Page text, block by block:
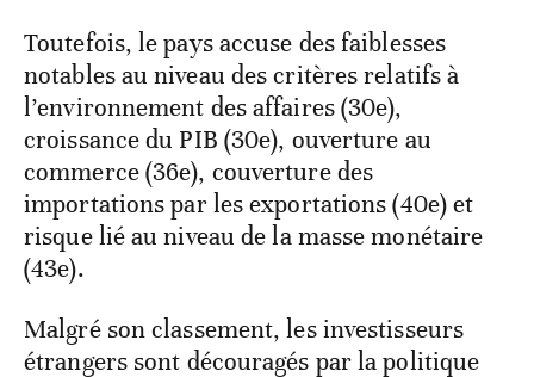
Toutefois, le pays accuse des faiblesses
notables au niveau des critères relatifs à
l’environnement des affaires (30e),
croissance du PIB (30e), ouverture au
commerce (36e), couverture des
importations par les exportations (40e) et
risque lié au niveau de la masse monétaire
(43e).
Malgré son classement, les investisseurs
étrangers sont découragés par la politique